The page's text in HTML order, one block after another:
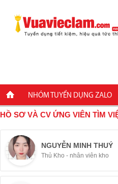
NHÓM TUYỂN DỤNG ZALO
HỒ SƠ VÀ CV ỨNG VIÊN TÌM
NGUYỄN MINH THUÝ
Thủ Kho - nhân viên kho